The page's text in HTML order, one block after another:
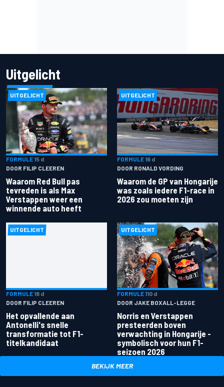
Uitgelicht
UITGELICHT
FORMULE 15 d
DOOR FILIP CLEEREN
Waarom Red Bull pas
tevreden is als Max
Verstappen weer een
winnende auto heeft
UITGELICHT
FORMULE 16 d
DOOR RONALD VORDING
Waarom de GP van Hongarije
was zoals iedere F1-race in
2026 zou moeten zijn
UITGELICHT
FORMULE 18 d
DOOR FILIP CLEEREN
Het opvallende aan
Antonelli's snelle
transformatie tot F1-
titelkandidaat
UITGELICHT
FORMULE 110 d
DOOR JAKE BOXALL-LEGGE
Norris en Verstappen
presteerden boven
verwachting in Hongarije -
symbolisch voor hun F1-
seizoen 2026
BEKIJK MEER